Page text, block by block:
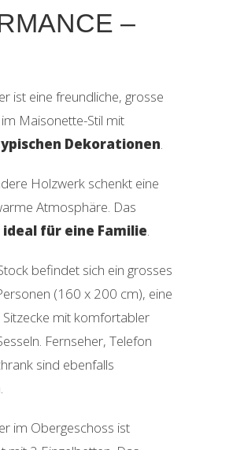
–
ist eine freundliche, grosse
Maisonette-Stil mit
Dekorationen.
Holzwerk schenkt eine
Atmosphäre. Das
ideal für eine Familie.
befindet sich ein grosses
(160 x 200 cm), eine
Sitzecke mit komfortabler
Fernseher, Telefon
sind ebenfalls
im Obergeschoss ist